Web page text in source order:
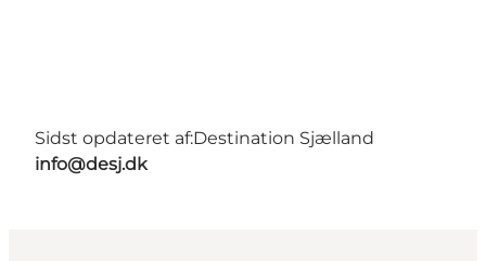
Sidst opdateret af:Destination Sjælland
info@desj.dk